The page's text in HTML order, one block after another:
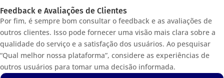
Feedback e Avaliações de Clientes
Por fim, é sempre bom consultar o feedback e as avaliações de
outros clientes. Isso pode fornecer uma visão mais clara sobre a
qualidade do serviço e a satisfação dos usuários. Ao pesquisar
“Qual melhor nossa plataforma”, considere as experiências de
outros usuários para tomar uma decisão informada.